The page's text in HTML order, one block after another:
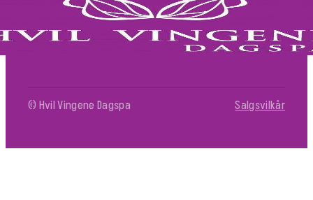
© Hvil Vingene Dagspa Salgsvilkår